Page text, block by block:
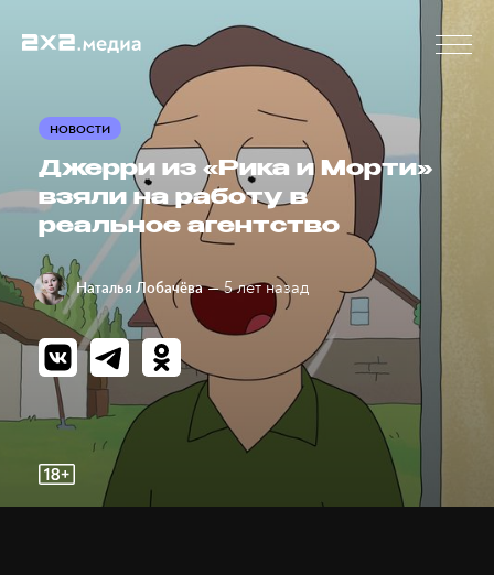
НОВОСТИ
Джерри из «Рика и Морти»
взяли на работу в
реальное агентство
Наталья Лобачёва — 5 лет назад